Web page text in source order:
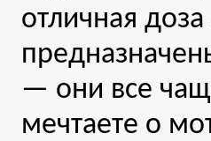
отличная
— они все
мечтаете о